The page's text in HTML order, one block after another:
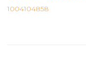
1004104858